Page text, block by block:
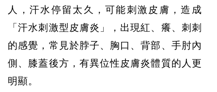
人，汗水停留太久，可能刺激皮膚，造成
「汗水刺激型皮膚炎」，出現紅、癢、刺刺
的感覺，常見於脖子、胸口、背部、手肘內
側、膝蓋後方，有異位性皮膚炎體質的人更
明顯。